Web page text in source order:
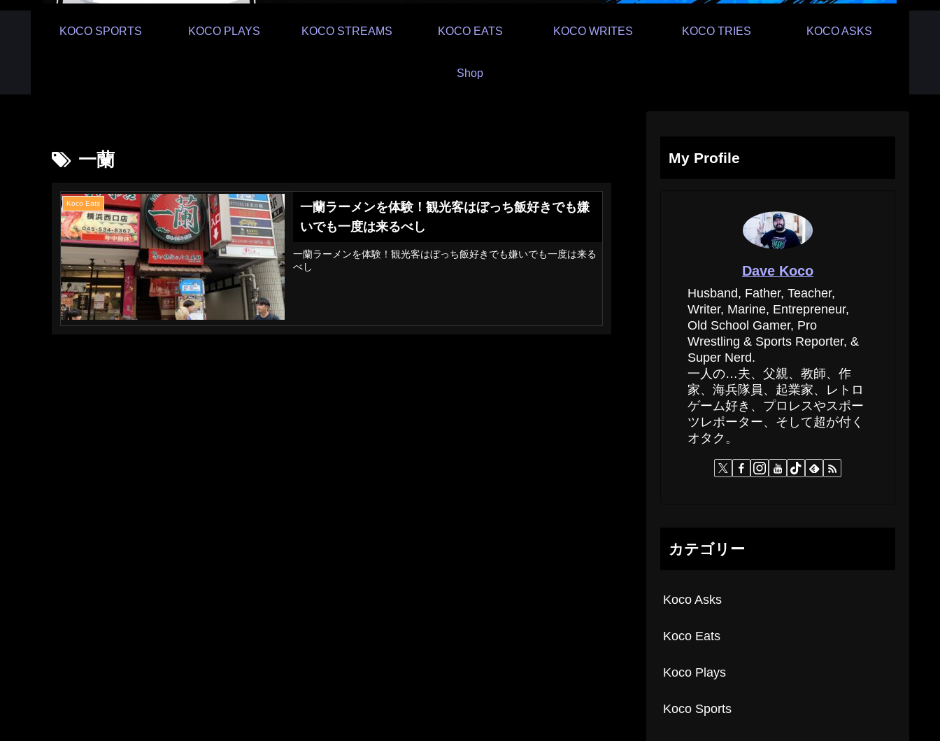
KOCO SPORTS KOCO PLAYS KOCO STREAMS KOCO EATS KOCO WRITES KOCO TRIES KOCO ASKS
Shop
一蘭
Koco Eats
一蘭ラーメンを体験！観光客はぼっち飯好きでも嫌
いでも一度は来るべし
一蘭ラーメンを体験！観光客はぼっち飯好きでも嫌いでも一度は来る
べし
My Profile
Dave Koco
Husband, Father, Teacher,
Writer, Marine, Entrepreneur,
Old School Gamer, Pro
Wrestling & Sports Reporter, &
Super Nerd.
一人の…夫、父親、教師、作
家、海兵隊員、起業家、レトロ
ゲーム好き、プロレスやスポー
ツレポーター、そして超が付く
オタク。
カテゴリー
Koco Asks
Koco Eats
Koco Plays
Koco Sports